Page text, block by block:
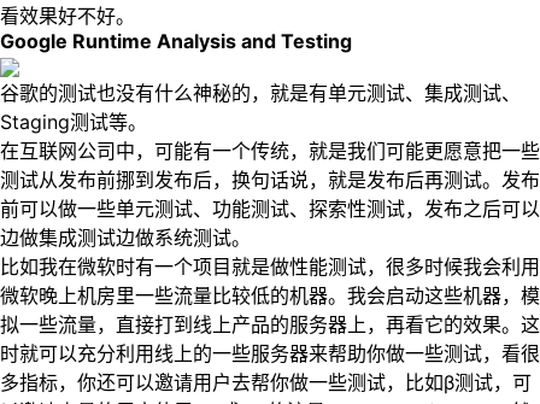
看效果好不好。
Google Runtime Analysis and Testing
谷歌的测试也没有什么神秘的，就是有单元测试、集成测试、
Staging测试等。
在互联网公司中，可能有一个传统，就是我们可能更愿意把一些
测试从发布前挪到发布后，换句话说，就是发布后再测试。发布
前可以做一些单元测试、功能测试、探索性测试，发布之后可以
边做集成测试边做系统测试。
比如我在微软时有一个项目就是做性能测试，很多时候我会利用
微软晚上机房里一些流量比较低的机器。我会启动这些机器，模
拟一些流量，直接打到线上产品的服务器上，再看它的效果。这
时就可以充分利用线上的一些服务器来帮助你做一些测试，看很
多指标，你还可以邀请用户去帮你做一些测试，比如β测试，可